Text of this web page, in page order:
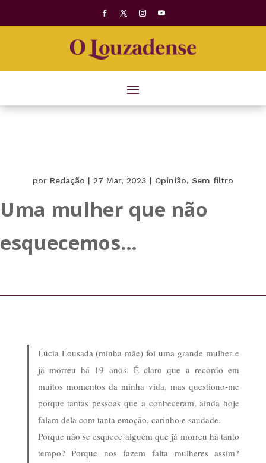
por Redação | 27 Mar, 2023 | Opinião, Sem filtro
Uma mulher que não
esquecemos…
Lúcia Lousada (minha mãe) foi uma grande mulher e
já morreu há 19 anos. É claro que a recordo em
muitos momentos da minha vida, mas questiono-me
porque tantas pessoas que a conheceram, ainda hoje
falam dela com tanta emoção, carinho e saudade.
Porque não se esquece alguém que já morreu há tanto
tempo? Porque nos fazem falta mulheres assim?